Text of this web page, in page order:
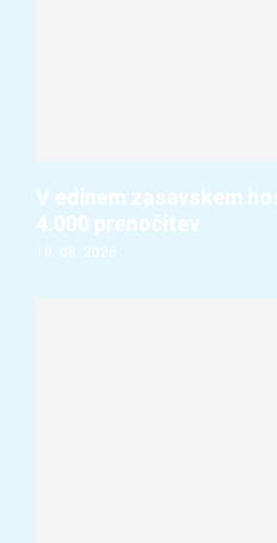
V edinem zasavskem
4.000 prenočitev
10. 08. 2026